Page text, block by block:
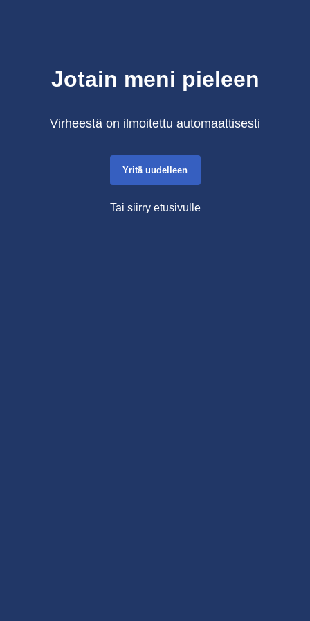
Jotain meni pieleen
Virheestä on ilmoitettu automaattisesti
Yritä uudelleen
Tai siirry etusivulle